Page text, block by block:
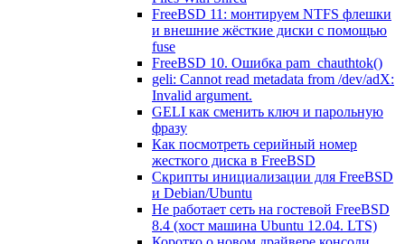
FreeBSD 11: монтируем NTFS флешки
и внешние жёсткие диски с помощью
fuse
FreeBSD 10. Ошибка pam_chauthtok()
geli: Cannot read metadata from /dev/adX:
Invalid argument.
GELI как сменить ключ и парольную
фразу
Как посмотреть серийный номер
жесткого диска в FreeBSD
Скрипты инициализации для FreeBSD
и Debian/Ubuntu
Не работает сеть на гостевой FreeBSD
8.4 (хост машина Ubuntu 12.04. LTS)